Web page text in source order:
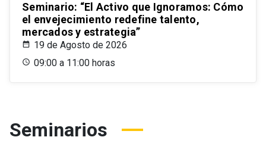
Seminario: “El Activo que Ignoramos: Cómo
el envejecimiento redefine talento,
mercados y estrategia”
19 de Agosto de 2026
09:00 a 11:00 horas
Seminarios